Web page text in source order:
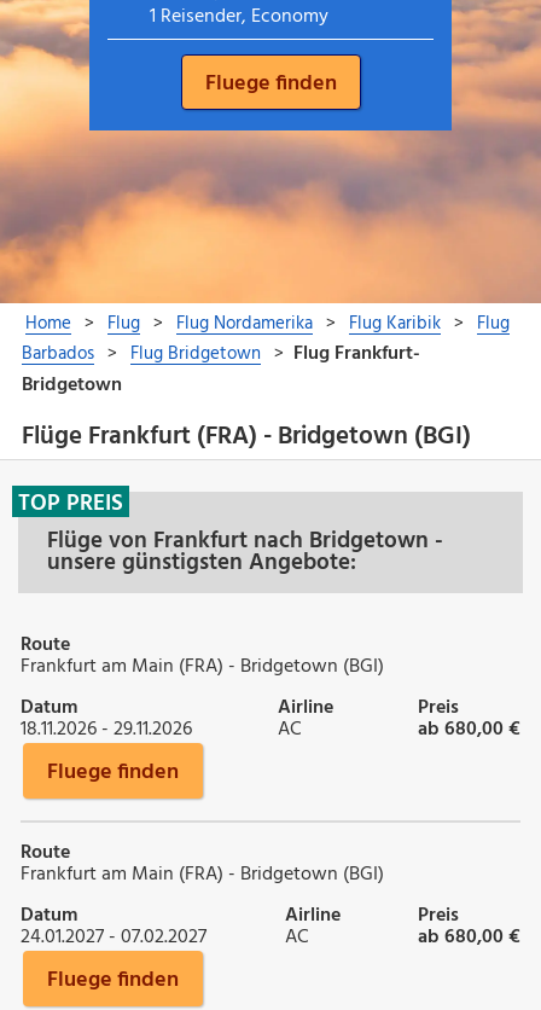
Flüge Frankfurt (FRA) - Bridgetown (BGI)
Flüge von Frankfurt nach Bridgetown -
unsere günstigsten Angebote:
TOP PREIS
Route
Frankfurt am Main (FRA) - Bridgetown (BGI)
Datum
18.11.2026 - 29.11.2026
Airline
AC
Preis
ab 680,00 €
Fluege finden
Route
Frankfurt am Main (FRA) - Bridgetown (BGI)
Datum
24.01.2027 - 07.02.2027
Airline
AC
Preis
ab 680,00 €
Fluege finden